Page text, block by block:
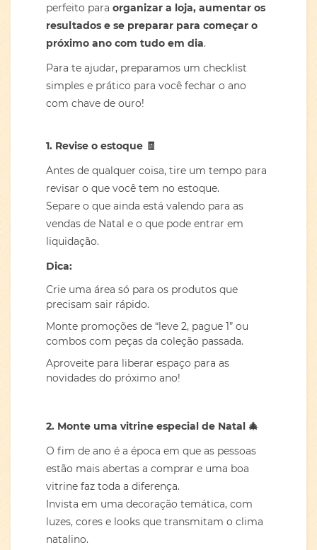
perfeito para organizar a loja, aumentar os
resultados e se preparar para começar o
próximo ano com tudo em dia.
Para te ajudar, preparamos um checklist
simples e prático para você fechar o ano
com chave de ouro!
1. Revise o estoque 🧾
Antes de qualquer coisa, tire um tempo para
revisar o que você tem no estoque.
Separe o que ainda está valendo para as
vendas de Natal e o que pode entrar em
liquidação.
Dica:
Crie uma área só para os produtos que
precisam sair rápido.
Monte promoções de “leve 2, pague 1” ou
combos com peças da coleção passada.
Aproveite para liberar espaço para as
novidades do próximo ano!
2. Monte uma vitrine especial de Natal 🎄
O fim de ano é a época em que as pessoas
estão mais abertas a comprar e uma boa
vitrine faz toda a diferença.
Invista em uma decoração temática, com
luzes, cores e looks que transmitam o clima
natalino.